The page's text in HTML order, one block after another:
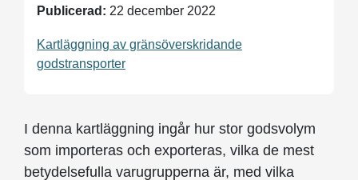
Publicerad: 22 december 2022
Kartläggning av gränsöverskridande
godstransporter
I denna kartläggning ingår hur stor godsvolym
som importeras och exporteras, vilka de mest
betydelsefulla varugrupperna är, med vilka